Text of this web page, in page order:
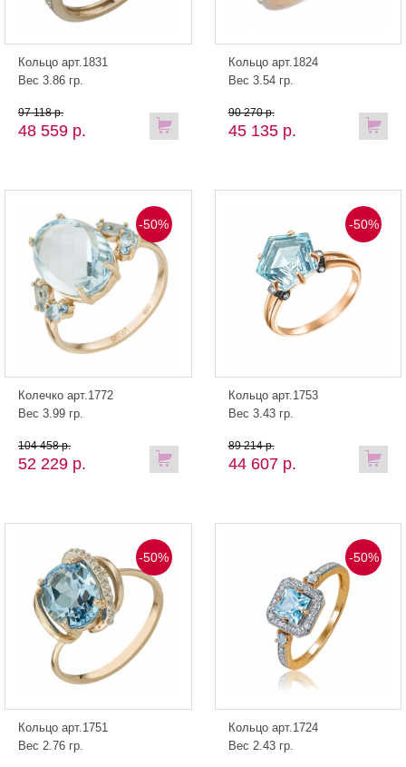
Кольцо арт.1831
Вес 3.86 гр.
48 559 р.
97 118 р.
Кольцо арт.1824
Вес 3.54 гр.
45 135 р.
90 270 р.
-50%
Колечко арт.1772
Вес 3.99 гр.
52 229 р.
104 458 р.
-50%
Кольцо арт.1753
Вес 3.43 гр.
44 607 р.
89 214 р.
-50%
Кольцо арт.1751
Вес 2.76 гр.
-50%
Кольцо арт.1724
Вес 2.43 гр.